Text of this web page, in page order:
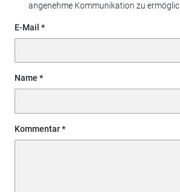
angenehme Kommunikation zu
E-Mail
Name
Kommentar